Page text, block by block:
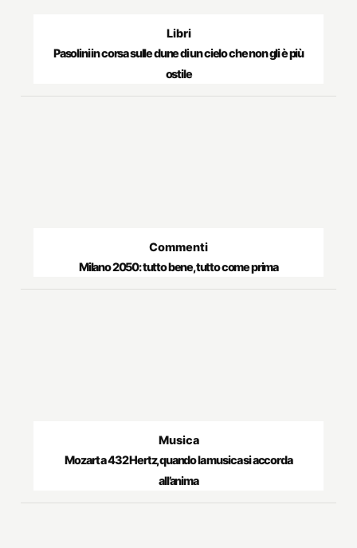
Libri
Pasolini in corsa sulle dune di un cielo che non gli è più
ostile
Commenti
Milano 2050: tutto bene, tutto come prima
Musica
Mozart a 432 Hertz, quando la musica si accorda
all’anima